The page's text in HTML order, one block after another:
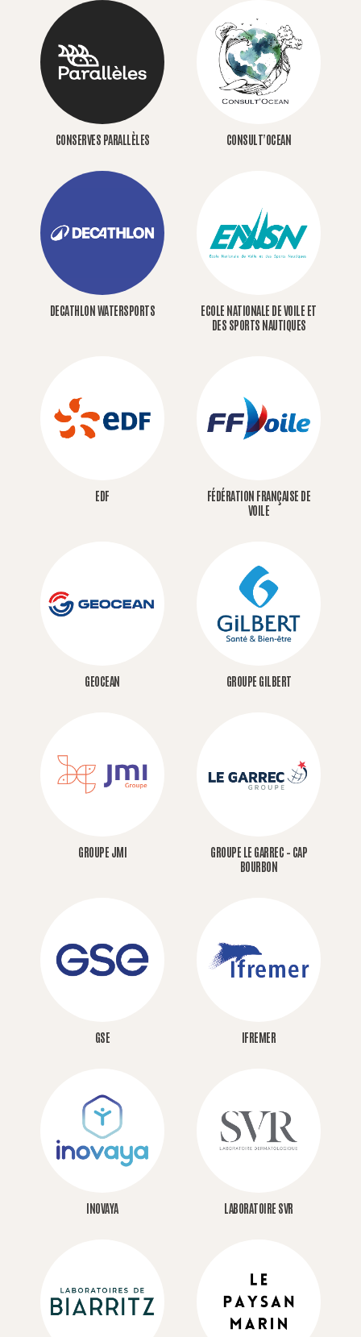
CONSERVES PARALLÈLES CONSULT’OCEAN
DECATHLON WATERSPORTS
ECOLE NATIONALE DE VOILE ET
DES SPORTS NAUTIQUES
EDF
FÉDÉRATION FRANÇAISE DE
VOILE
GEOCEAN GROUPE GILBERT
GROUPE JMI
GROUPE LE GARREC – CAP
BOURBON
GSE IFREMER
INOVAYA LABORATOIRE SVR